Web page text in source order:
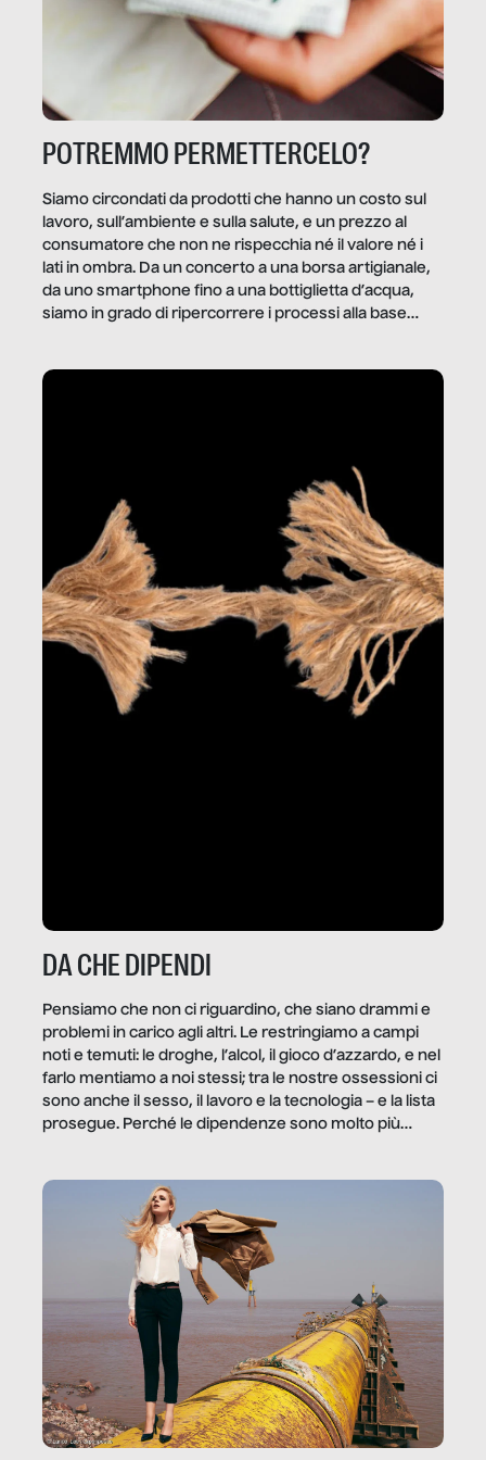
POTREMMO PERMETTERCELO?
Siamo circondati da prodotti che hanno un costo sul
lavoro, sull’ambiente e sulla salute, e un prezzo al
consumatore che non ne rispecchia né il valore né i
lati in ombra. Da un concerto a una borsa artigianale,
da uno smartphone fino a una bottiglietta d’acqua,
siamo in grado di ripercorrere i processi alla base
dietro gli oggetti e i servizi che fanno la nostra vita
DA CHE DIPENDI
Pensiamo che non ci riguardino, che siano drammi e
problemi in carico agli altri. Le restringiamo a campi
noti e temuti: le droghe, l’alcol, il gioco d’azzardo, e nel
farlo mentiamo a noi stessi; tra le nostre ossessioni ci
sono anche il sesso, il lavoro e la tecnologia – e la lista
prosegue. Perché le dipendenze sono molto più
trae un guadagno. In questo reportage vediamo
quale e come.